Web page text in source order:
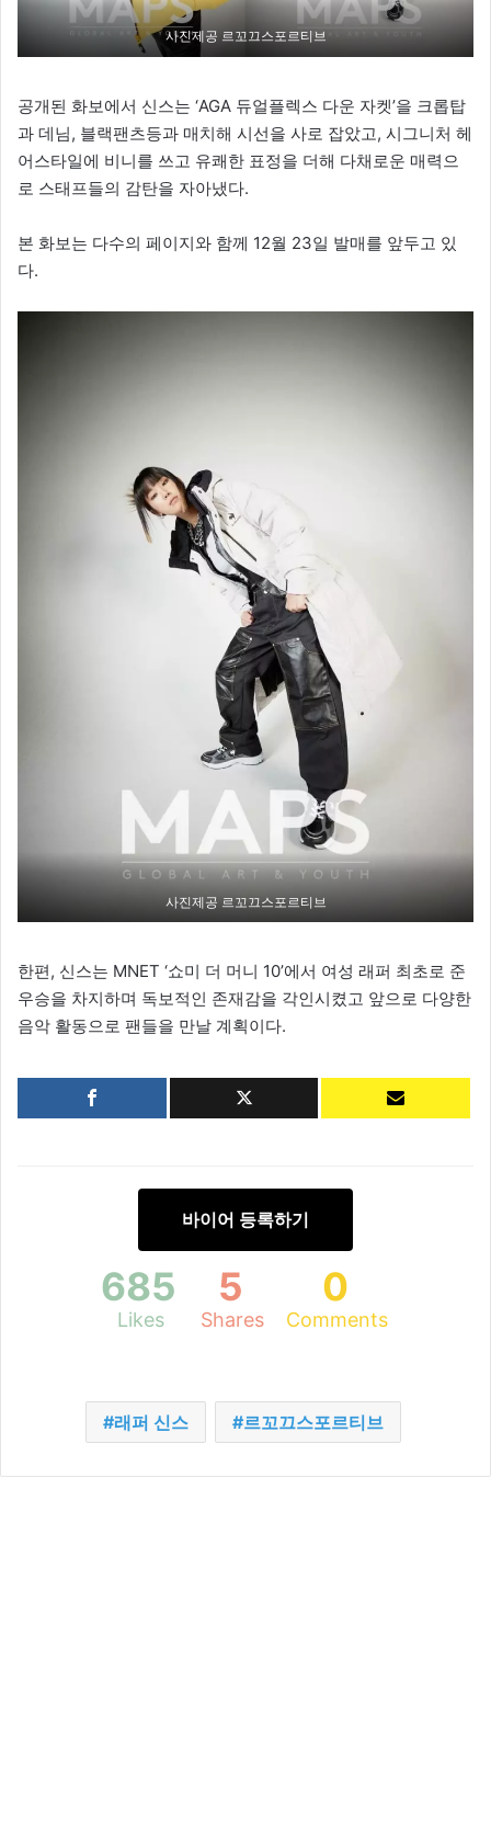
사진제공 르꼬끄스포르티브
공개된 화보에서 신스는 ‘AGA 듀얼플렉스 다운 자켓’을 크롭탑
과 데님, 블랙팬츠등과 매치해 시선을 사로 잡았고, 시그니처 헤
어스타일에 비니를 쓰고 유쾌한 표정을 더해 다채로운 매력으
로 스태프들의 감탄을 자아냈다.
본 화보는 다수의 페이지와 함께 12월 23일 발매를 앞두고 있
다.
사진제공 르꼬끄스포르티브
한편, 신스는 MNET ‘쇼미 더 머니 10’에서 여성 래퍼 최초로 준
우승을 차지하며 독보적인 존재감을 각인시켰고 앞으로 다양한
음악 활동으로 팬들을 만날 계획이다.
바이어 등록하기
685
Likes
5
Shares
0
Comments
래퍼 신스 르꼬끄스포르티브